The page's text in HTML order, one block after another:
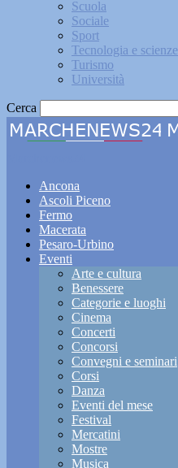
Scuola
Sociale
Sport
Tecnologia e scienze
Turismo
Università
Cerca
Ancona
Ascoli Piceno
Fermo
Macerata
Pesaro-Urbino
Eventi
Arte e cultura
Benessere
Categorie e luoghi
Cinema
Concerti
Concorsi
Convegni e seminari
Corsi
Danza
Eventi del mese
Festival
Mercatini
Mostre
Musica